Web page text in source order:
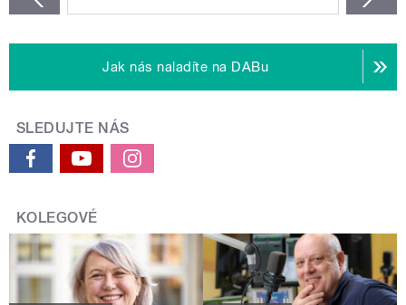
Jak nás naladíte na DABu
SLEDUJTE NÁS
KOLEGOVÉ